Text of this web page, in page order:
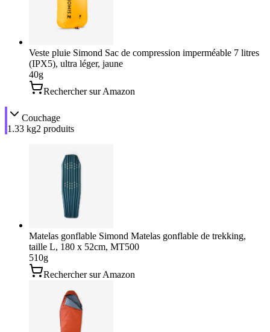
Veste pluie Simond Sac de compression imperméable 7 litres
(IPX5), ultra léger, jaune
40g
Rechercher sur Amazon
Couchage
1.33 kg2 produits
Matelas gonflable Simond Matelas gonflable de trekking,
taille L, 180 x 52cm, MT500
510g
Rechercher sur Amazon